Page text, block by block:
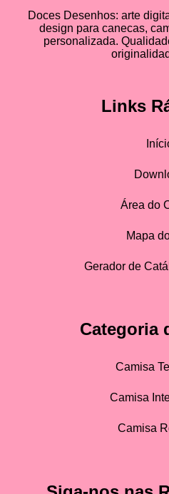
Doces Desenhos: arte
design para canecas,
personalizada.
Links
Área do
Mapa
Gerador de
Categoria
Camisa
Camisa
Camisa